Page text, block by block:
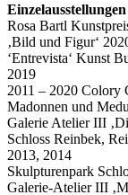
Rosa Bartl
‚Bild und Figur‘
‘Entrevista‘ Kunst
2019
2011 – 2020 Colory
Madonnen und
Galerie Atelier III
Schloss Reinbek,
2013, 2014
Skulpturenpark
Galerie-Atelier III